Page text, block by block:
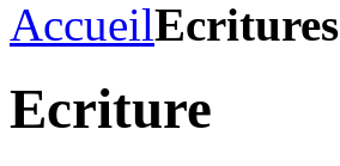
AccueilEcritures
Ecriture